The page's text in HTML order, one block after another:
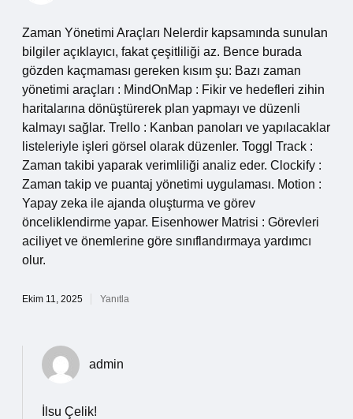
Zaman Yönetimi Araçları Nelerdir kapsamında sunulan
bilgiler açıklayıcı, fakat çeşitliliği az. Bence burada
gözden kaçmaması gereken kısım şu: Bazı zaman
yönetimi araçları : MindOnMap : Fikir ve hedefleri zihin
haritalarına dönüştürerek plan yapmayı ve düzenli
kalmayı sağlar. Trello : Kanban panoları ve yapılacaklar
listeleriyle işleri görsel olarak düzenler. Toggl Track :
Zaman takibi yaparak verimliliği analiz eder. Clockify :
Zaman takip ve puantaj yönetimi uygulaması. Motion :
Yapay zeka ile ajanda oluşturma ve görev
önceliklendirme yapar. Eisenhower Matrisi : Görevleri
aciliyet ve önemlerine göre sınıflandırmaya yardımcı
olur.
Ekim 11, 2025 Yanıtla
admin
İlsu Çelik!